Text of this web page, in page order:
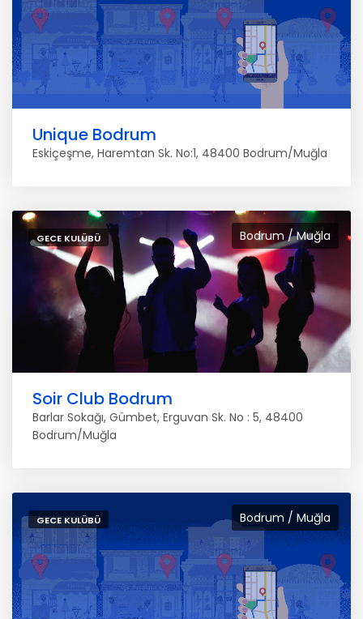
Unique Bodrum
Eskiçeşme, Haremtan Sk. No:1, 48400 Bodrum/Muğla
Bodrum / Muğla
GECE KULÜBÜ
Soir Club Bodrum
Barlar Sokağı, Gümbet, Erguvan Sk. No : 5, 48400
Bodrum/Muğla
Bodrum / Muğla
GECE KULÜBÜ